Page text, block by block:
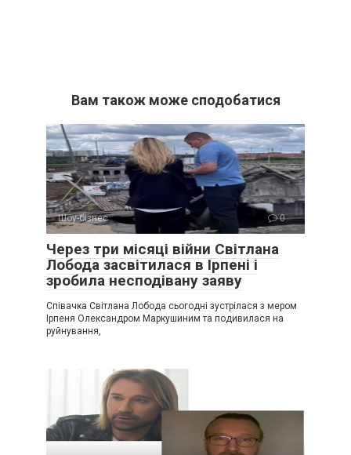
Вам також може сподобатися
Шоу-бізнес 0
Через три місяці війни Світлана
Лобода засвітилася в Ірпені і
зробила несподівану заяву
Співачка Світлана Лобода сьогодні зустрілася з мером
Ірпеня Олександром Маркушиним та подивилася на
руйнування,